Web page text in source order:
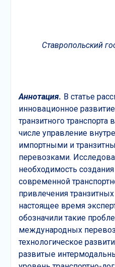
Ставропольский
Аннотация. В статье
инновационное
транзитного транспорта
числе управление
импортными и
перевозками.
необходимость
современной
привлечения
настоящее время
обозначили такие
международных
технологическое
развитые